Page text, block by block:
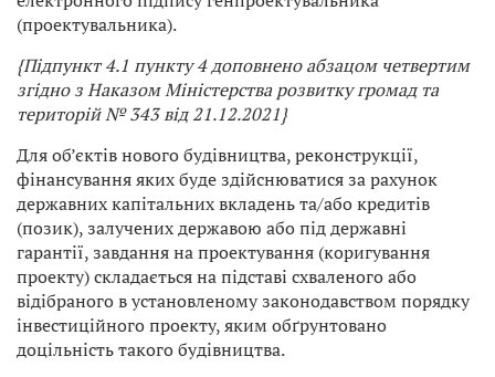
(проектувальника).
{Підпункт 4.1 пункту 4 доповнено абзацом четвертим
згідно з НаказомМіністерства розвитку громад та
територій№ 343 від 21.12.2021}
Для об’єктів нового будівництва, реконструкції,
фінансування яких буде здійснюватися за рахунок
державних капітальних вкладень та/або кредитів
(позик), залучених державою або під державні
гарантії, завдання на проектування (коригування
проекту) складається на підставі схваленого або
відібраного в установленому законодавством порядку
інвестиційного проекту, яким обґрунтовано
доцільність такого будівництва.